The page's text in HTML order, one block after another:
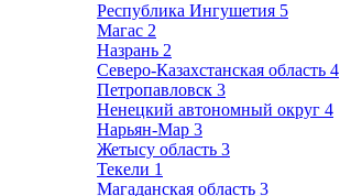
Республика Ингушетия 5
Магас 2
Назрань 2
Северо-Казахстанская область 4
Петропавловск 3
Ненецкий автономный округ 4
Нарьян-Мар 3
Жетысу область 3
Текели 1
Магаданская область 3